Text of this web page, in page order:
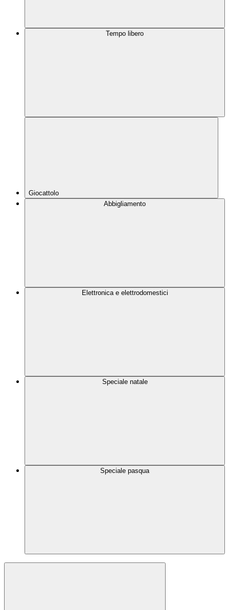
Tempo libero
Giocattolo
Abbigliamento
Elettronica e elettrodomestici
Speciale natale
Speciale pasqua